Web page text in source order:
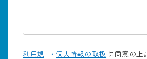
利用規
・個人情報の取扱 に同意の上